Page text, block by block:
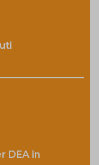
DEA in